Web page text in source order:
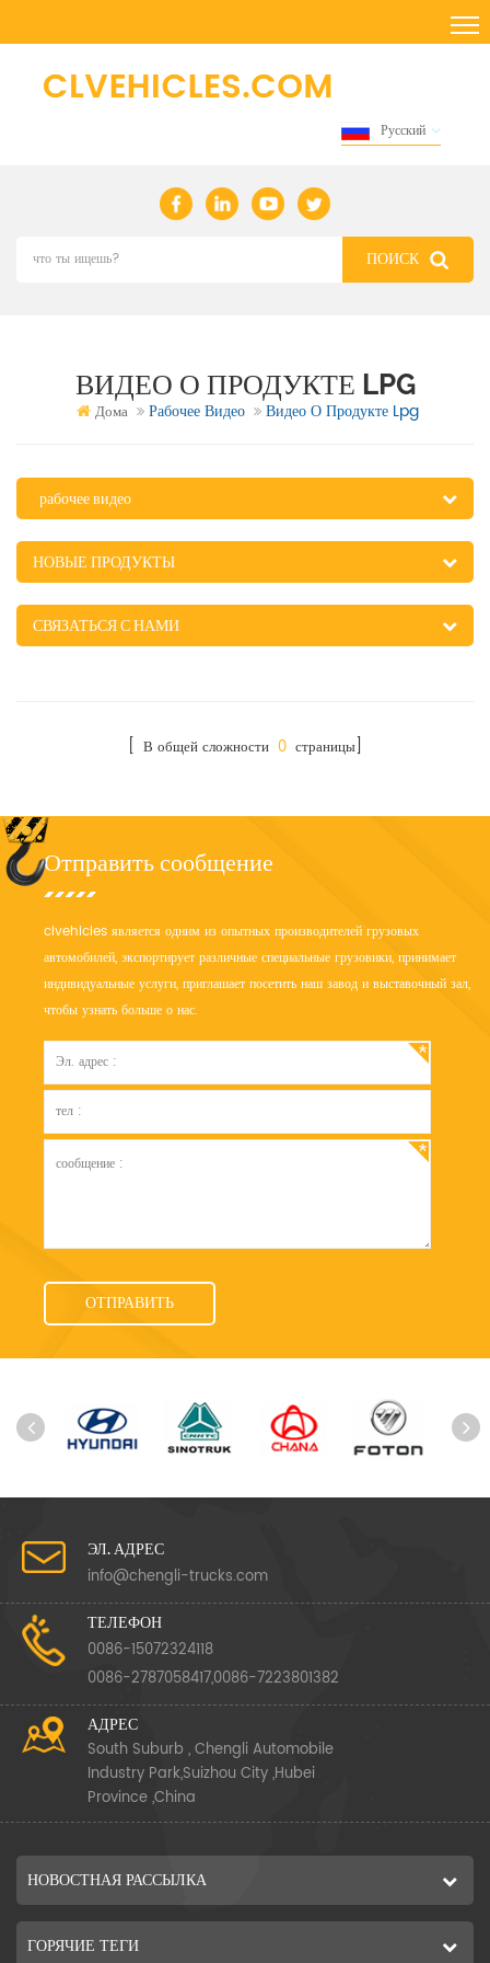
Русский
ВИДЕО О ПРОДУКТЕ LPG
Дома Рабочее Видео Видео О Продукте Lpg
рабочее видео
НОВЫЕ ПРОДУКТЫ
СВЯЗАТЬСЯ С НАМИ
[ В общей сложности 0 страницы]
Отправить сообщение
clvehicles является одним из опытных производителей грузовых
автомобилей, экспортирует различные специальные грузовики, принимает
индивидуальные услуги, приглашает посетить наш завод и выставочный зал,
чтобы узнать больше о нас.
ЭЛ. АДРЕС
info@chengli-trucks.com
ТЕЛЕФОН
0086-15072324118
0086-2787058417,0086-7223801382
АДРЕС
South Suburb , Chengli Automobile
Industry Park,Suizhou City ,Hubei
Province ,China
НОВОСТНАЯ РАССЫЛКА
ГОРЯЧИЕ ТЕГИ